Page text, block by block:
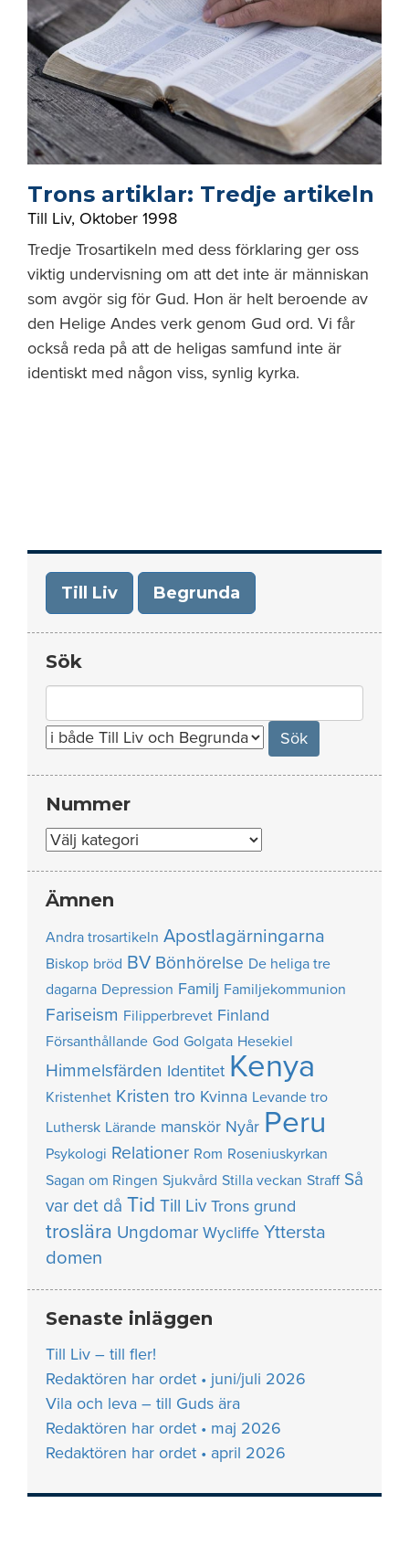
Trons artiklar: Tredje artikeln
Till Liv, Oktober 1998
Tredje Trosartikeln med dess förklaring ger oss
viktig undervisning om att det inte är människan
som avgör sig för Gud. Hon är helt beroende av
den Helige Andes verk genom Gud ord. Vi får
också reda på att de heligas samfund inte är
identiskt med någon viss, synlig kyrka.
Till Liv Begrunda
Sök
for:
Nummer
Nummer
Ämnen
Andra trosartikeln Apostlagärningarna
Biskop bröd BV Bönhörelse De heliga tre
dagarna Depression Familj Familjekommunion
Fariseism Filipperbrevet Finland
Försanthållande God Golgata Hesekiel
Himmelsfärden Identitet Kenya
Kristenhet Kristen tro Kvinna Levande tro
Luthersk Lärande manskör Nyår Peru
Psykologi Relationer Rom Roseniuskyrkan
Sagan om Ringen Sjukvård Stilla veckan Straff Så
var det då Tid Till Liv Trons grund
troslära Ungdomar Wycliffe Yttersta
domen
Senaste inläggen
Till Liv – till fler!
Redaktören har ordet • juni/juli 2026
Vila och leva – till Guds ära
Redaktören har ordet • maj 2026
Redaktören har ordet • april 2026